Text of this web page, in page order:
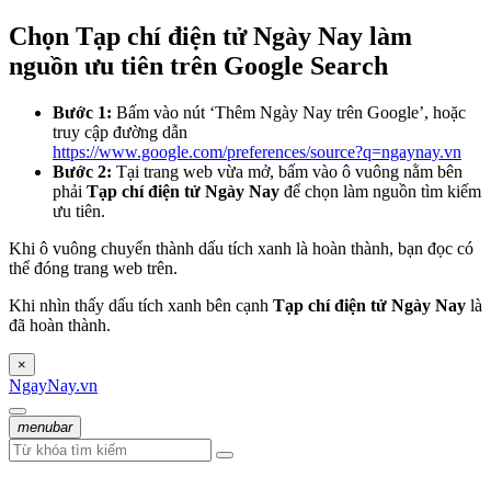
Chọn Tạp chí điện tử Ngày Nay làm
nguồn ưu tiên trên Google Search
Bước 1: Bấm vào nút ‘Thêm Ngày Nay trên Google’, hoặc
truy cập đường dẫn
https://www.google.com/preferences/source?q=ngaynay.vn
Bước 2: Tại trang web vừa mở, bấm vào ô vuông nằm bên
phải Tạp chí điện tử Ngày Nay để chọn làm nguồn tìm kiếm
ưu tiên.
Khi ô vuông chuyển thành dấu tích xanh là hoàn thành, bạn đọc có
thể đóng trang web trên.
Khi nhìn thấy dấu tích xanh bên cạnh Tạp chí điện tử Ngày Nay là
đã hoàn thành.
×
NgayNay.vn
menubar